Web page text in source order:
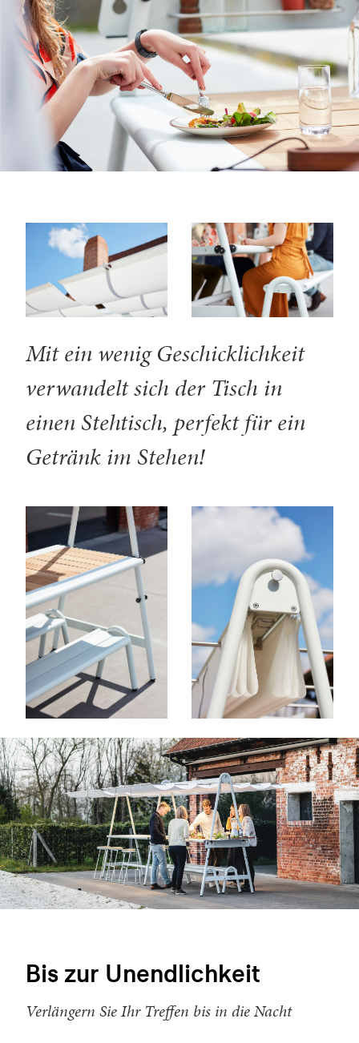
Mit ein wenig Geschicklichkeit
verwandelt sich der Tisch in
einen Stehtisch, perfekt für ein
Getränk im Stehen!
Bis zur Unendlichkeit
Verlängern Sie Ihr Treffen bis in die Nacht